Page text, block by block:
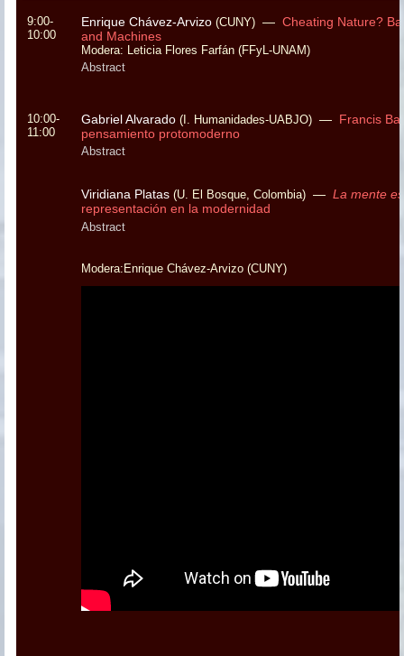
9:00-
10:00
Enrique Chávez-Arvizo (CUNY) — Cheating Nature?
and Machines
Modera: Leticia Flores Farfán (FFyL-UNAM)
Abstract
10:00-
11:00
Gabriel Alvarado (I. Humanidades-UABJO) — Francis
pensamiento protomoderno
Abstract
Viridiana Platas (U. El Bosque, Colombia) — La mente
representación en la modernidad
Abstract
Modera:Enrique Chávez-Arvizo (CUNY)